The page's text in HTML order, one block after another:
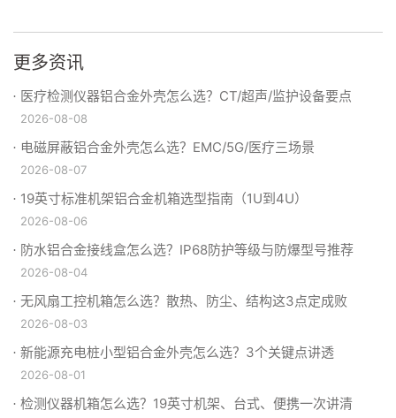
更多资讯
医疗检测仪器铝合金外壳怎么选？CT/超声/监护设备要点
2026-08-08
电磁屏蔽铝合金外壳怎么选？EMC/5G/医疗三场景
2026-08-07
19英寸标准机架铝合金机箱选型指南（1U到4U）
2026-08-06
防水铝合金接线盒怎么选？IP68防护等级与防爆型号推荐
2026-08-04
无风扇工控机箱怎么选？散热、防尘、结构这3点定成败
2026-08-03
新能源充电桩小型铝合金外壳怎么选？3个关键点讲透
2026-08-01
检测仪器机箱怎么选？19英寸机架、台式、便携一次讲清